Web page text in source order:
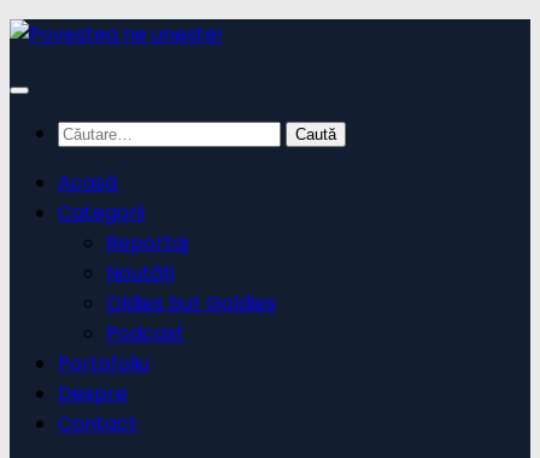
Skip
content
Caută
Acasă
Categorii
Reportaj
Noutăți
Oldies but Goldies
Podcast
Portofoliu
Despre
Contact